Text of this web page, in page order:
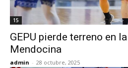
15
GEPU pierde terreno en
Mendocina
admin - 28 octubre, 2025